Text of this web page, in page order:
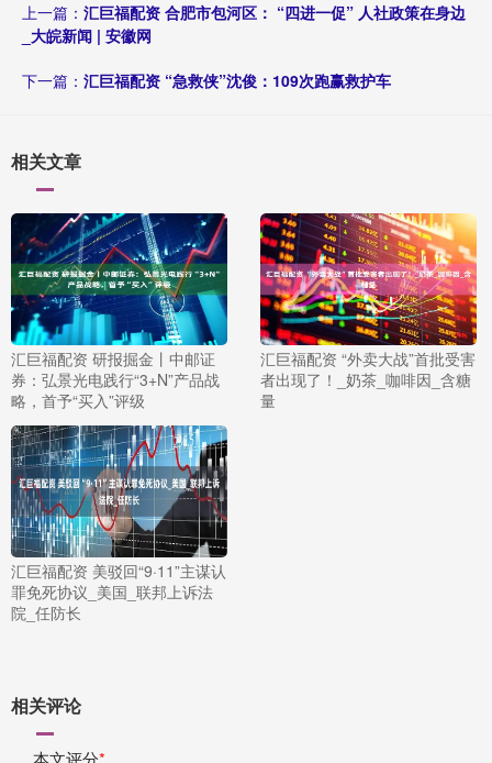
上一篇： 汇巨福配资 合肥市包河区： “四进一促” 人社政策在身边
_大皖新闻 | 安徽网
下一篇： 汇巨福配资 “急救侠”沈俊：109次跑赢救护车
相关文章
汇巨福配资 研报掘金丨中邮证
券：弘景光电践行“3+N”产品战
略，首予“买入”评级
汇巨福配资 “外卖大战”首批受害
者出现了！_奶茶_咖啡因_含糖
量
汇巨福配资 美驳回“9·11”主谋认
罪免死协议_美国_联邦上诉法
院_任防长
相关评论